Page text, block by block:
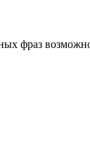
фраз